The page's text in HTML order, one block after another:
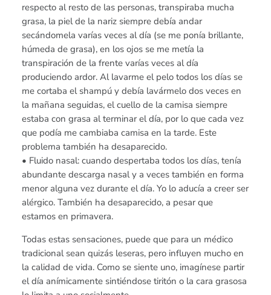
respecto al resto de las personas, transpiraba mucha
grasa, la piel de la nariz siempre debía andar
secándomela varías veces al día (se me ponía brillante,
húmeda de grasa), en los ojos se me metía la
transpiración de la frente varías veces al día
produciendo ardor. Al lavarme el pelo todos los días se
me cortaba el shampú y debía lavármelo dos veces en
la mañana seguidas, el cuello de la camisa siempre
estaba con grasa al terminar el día, por lo que cada vez
que podía me cambiaba camisa en la tarde. Este
problema también ha desaparecido.
• Fluido nasal: cuando despertaba todos los días, tenía
abundante descarga nasal y a veces también en forma
menor alguna vez durante el día. Yo lo aducía a creer ser
alérgico. También ha desaparecido, a pesar que
estamos en primavera.
Todas estas sensaciones, puede que para un médico
tradicional sean quizás leseras, pero influyen mucho en
la calidad de vida. Como se siente uno, imagínese partir
el día anímicamente sintiéndose tiritón o la cara grasosa